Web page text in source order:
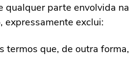
qualquer parte envolvida na
expressamente exclui:
termos que, de outra forma,